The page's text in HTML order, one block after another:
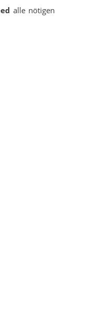
alle nötigen